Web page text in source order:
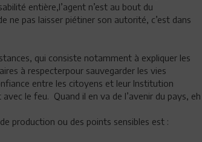
entière,l’agent n’est au bout du
ne pas laisser piétiner son autorité, c’est dans
qui consiste notamment à expliquer les
à respecterpour sauvegarder les vies
entre les citoyens et leur Institution
le feu. Quand il en va de l’avenir du pays, eh
production ou des points sensibles est :